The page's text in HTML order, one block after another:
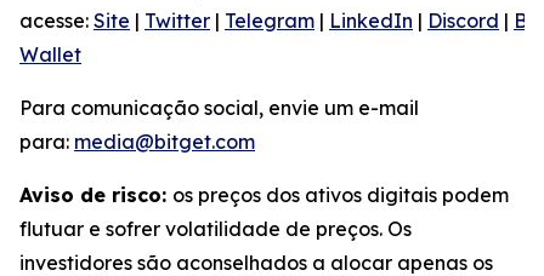
acesse: Site | Twitter | Telegram | LinkedIn | Discord |
Wallet
Para comunicação social, envie um e-mail
para: media@bitget.com
Aviso de risco: os preços dos ativos digitais podem
flutuar e sofrer volatilidade de preços. Os
investidores são aconselhados a alocar apenas os